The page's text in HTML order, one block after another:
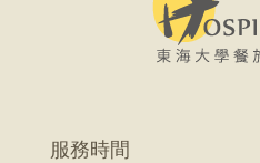
服務時間